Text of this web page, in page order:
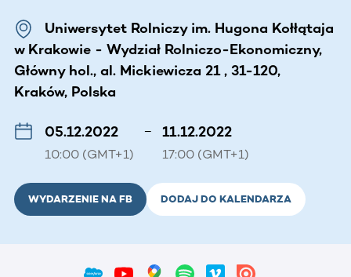
Uniwersytet Rolniczy im. Hugona Kołłątaja
w Krakowie - Wydział Rolniczo-Ekonomiczny,
Główny hol., al. Mickiewicza 21 , 31-120,
Kraków, Polska
05.12.2022
10:00 (GMT+1)
– 11.12.2022
17:00 (GMT+1)
WYDARZENIE NA FB DODAJ DO KALENDARZA